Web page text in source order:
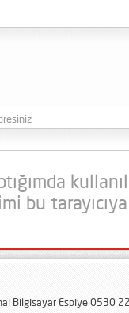
bu
Bilgisayar Espiye 0530